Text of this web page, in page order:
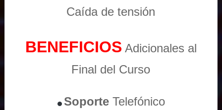
Caída de tensión
BENEFICIOS Adicionales al
Final del Curso
Soporte Telefónico